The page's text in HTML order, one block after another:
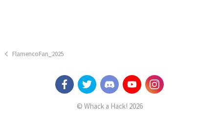
FlamencoFan_2025
© Whack a Hack! 2026